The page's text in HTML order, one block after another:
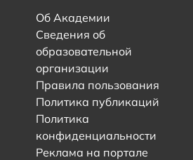
Об Академии
Сведения об
образовательной
организации
Правила пользования
Политика публикаций
Политика
конфиденциальности
Реклама на портале